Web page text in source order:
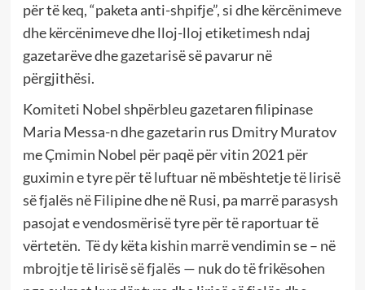
për të keq, “paketa anti-shpifje”, si dhe kërcënimeve
dhe kërcënimeve dhe lloj-lloj etiketimesh ndaj
gazetarëve dhe gazetarisë së pavarur në
përgjithësi.
Komiteti Nobel shpërbleu gazetaren filipinase
Maria Messa-n dhe gazetarin rus Dmitry Muratov
me Çmimin Nobel për paqë për vitin 2021 për
guximin e tyre për të luftuar në mbështetje të lirisë
së fjalës në Filipine dhe në Rusi, pa marrë parasysh
pasojat e vendosmërisë tyre për të raportuar të
vërtetën. Të dy këta kishin marrë vendimin se – në
mbrojtje të lirisë së fjalës — nuk do të frikësohen